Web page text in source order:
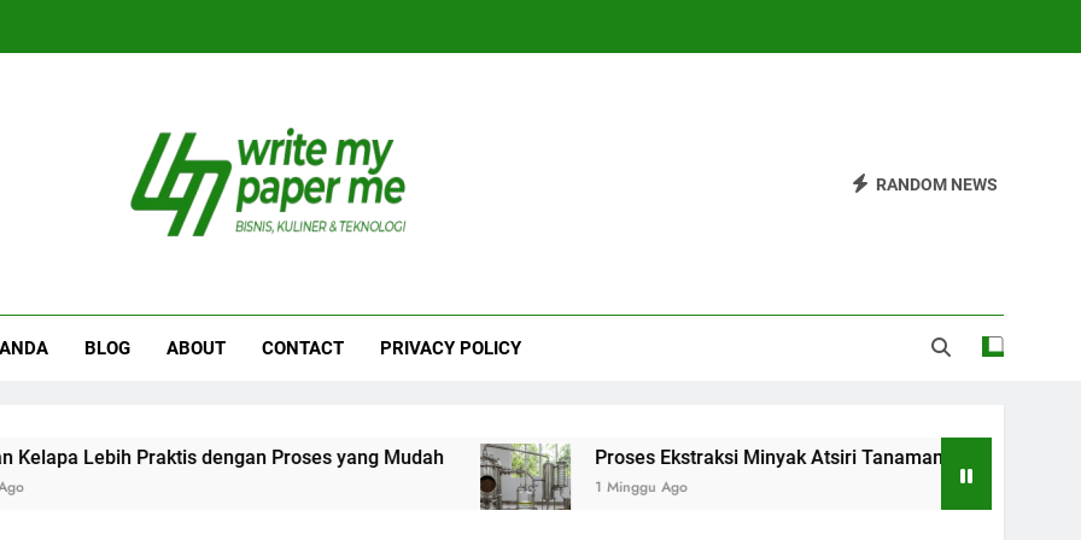
RANDOM NEWS
BLOG ABOUT CONTACT PRIVACY POLICY
Lebih Praktis dengan Proses yang Mudah Proses Ekstraksi Minyak Atsiri Tanaman dari Bahan hingga
1 Minggu Ago